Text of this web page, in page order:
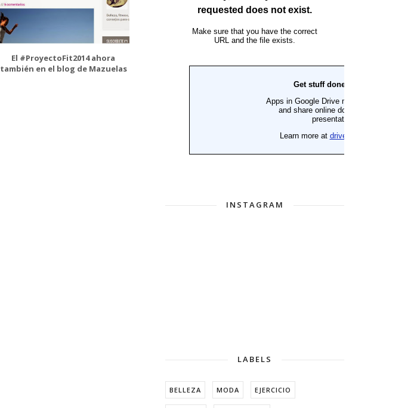
El #ProyectoFit2014 ahora
también en el blog de Mazuelas
INSTAGRAM
LABELS
BELLEZA MODA EJERCICIO